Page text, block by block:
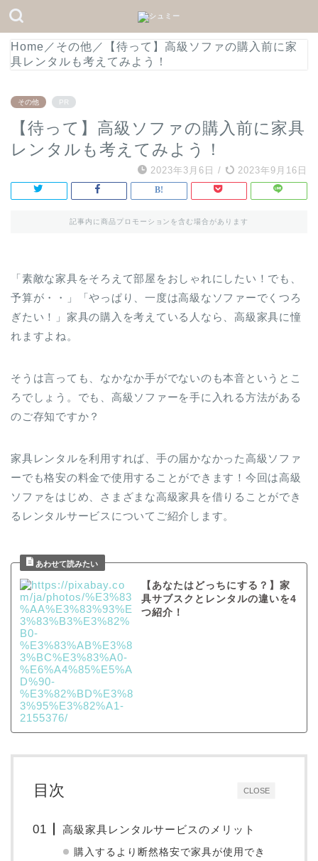
Home ／ その他 ／
【待って】高級ソファの購入前に家
具レンタルも考えてみよう！
その他 PR
【待って】高級ソファの購入前に家具
レンタルも考えてみよう！
2023年3月6日 / 2023年9月16日
記事内に商品プロモーションを含む場合があります
「素敵な家具をそろえて部屋をおしゃれにしたい！でも、
予算が・・」「やっぱり、一度は高級なソファーでくつろ
ぎたい！」家具の購入を考えている人なら、高級家具に憧
れますよね。
そうは言っても、なかなか手がでないのも本音というとこ
ろでしょう。でも、高級ソファーを手に入れる方法がある
のご存知ですか？
家具レンタルを利用すれば、手の届かなかった高級ソファ
ーでも格安の料金で使用することができます！今回は高級
ソファをはじめ、さまざまな高級家具を借りることができ
るレンタルサービスについてご紹介します。
【あなたはどっちにする？】家
具サブスクとレンタルの違いを4
つ紹介！
CLOSE
目次
高級家具レンタルサービスのメリット
購入するより断然格安で家具が使用でき